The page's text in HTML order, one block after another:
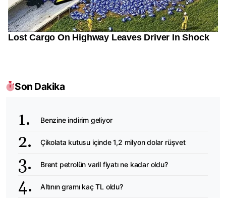
Son Dakika
Benzine indirim geliyor
Çikolata kutusu içinde 1,2 milyon dolar rüşvet
Brent petrolün varil fiyatı ne kadar oldu?
Altının gramı kaç TL oldu?